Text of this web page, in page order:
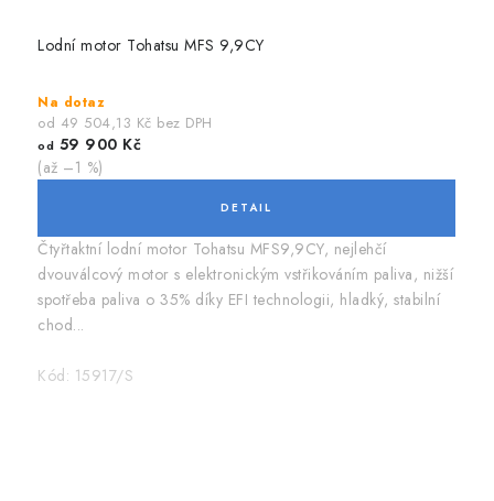
Lodní motor Tohatsu MFS 9,9CY
Na dotaz
od 49 504,13 Kč bez DPH
od 59 900 Kč
(až –1 %)
Čtyřtaktní lodní motor Tohatsu MFS9,9CY, nejlehčí
dvouválcový motor s elektronickým vstřikováním paliva, nižší
spotřeba paliva o 35% díky EFI technologii, hladký, stabilní
chod...
Kód: 15917/S